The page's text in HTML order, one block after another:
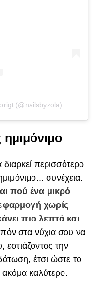
(@nailsbyzola)
περισσότερο
συνέχεια.
πού ένα μικρό
χωρίς
πιο λεπτά και
στα νύχια σου να
εστιάζοντας την
έτσι ώστε το
ακόμα καλύτερο.